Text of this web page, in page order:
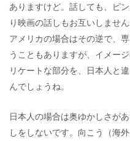
ありますけど。話しても、ピ
り映画の話しもお互いしません
アメリカの場合はその逆で、
うこともありますが、イメー
リケートな部分を、日本人と
んでしょうね。
日本人の場合は奥ゆかしさが
しをしないです。向こう（海